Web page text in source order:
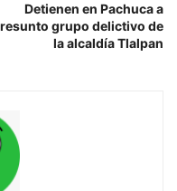
Detienen en Pachuca a
grupo delictivo de
la alcaldía Tlalpan